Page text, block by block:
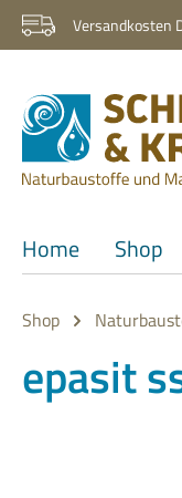
Hauptinhalt springen
Zur Suche springen
Zur Versandkosten
Home Shop
Shop
epasit